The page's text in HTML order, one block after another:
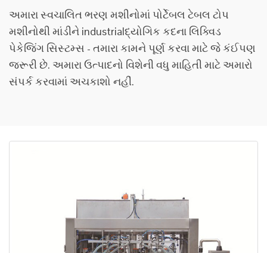
અમારા સ્વચાલિત ભરણ મશીનોમાં પોર્ટેબલ ટેબલ ટોપ
મશીનોથી માંડીને industrialદ્યોગિક કદના લિક્વિડ
પેકેજિંગ સિસ્ટમ્સ - તમારા કામને પૂર્ણ કરવા માટે જે કંઈપણ
જરૂરી છે. અમારા ઉત્પાદનો વિશેની વધુ માહિતી માટે અમારો
સંપર્ક કરવામાં અચકાશો નહીં.